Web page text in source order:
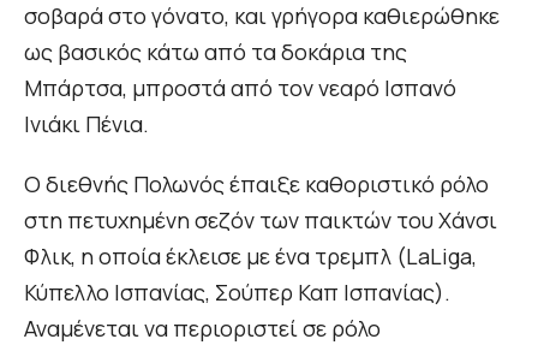
σοβαρά στο γόνατο, και γρήγορα καθιερώθηκε
ως βασικός κάτω από τα δοκάρια της
Μπάρτσα, μπροστά από τον νεαρό Ισπανό
Ινιάκι Πένια.
Ο διεθνής Πολωνός έπαιξε καθοριστικό ρόλο
στη πετυχημένη σεζόν των παικτών του Χάνσι
Φλικ, η οποία έκλεισε με ένα τρεμπλ (LaLiga,
Κύπελλο Ισπανίας, Σούπερ Καπ Ισπανίας).
Αναμένεται να περιοριστεί σε ρόλο